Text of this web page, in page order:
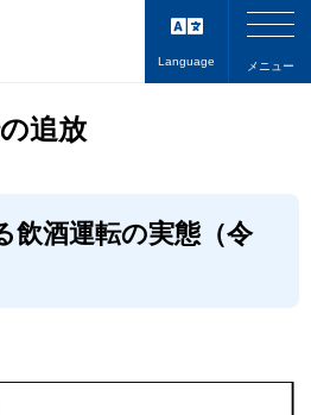
Language メニュー
追放
飲酒運転の実態（令